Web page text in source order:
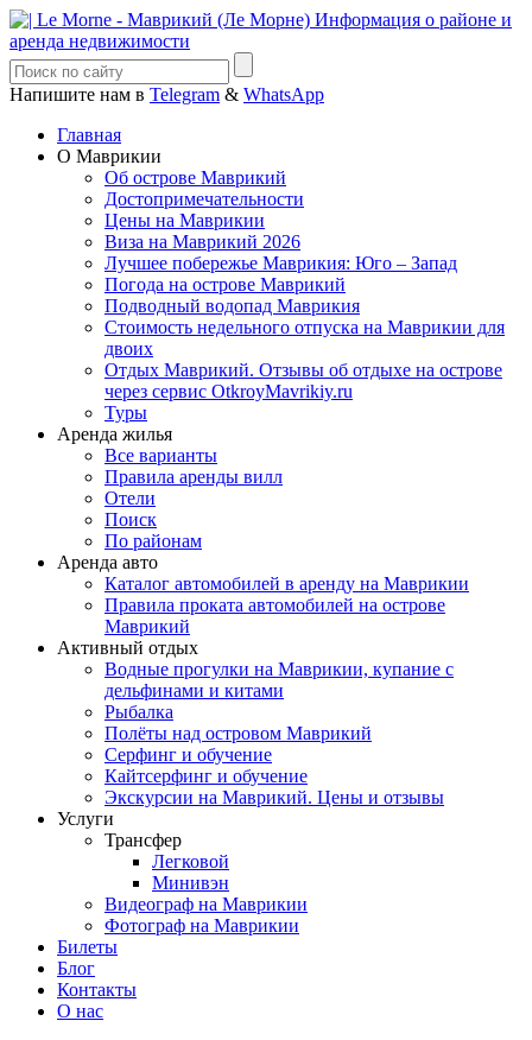
Напишите нам в Telegram & WhatsApp
Главная
О Маврикии
Об острове Маврикий
Достопримечательности
Цены на Маврикии
Виза на Маврикий 2026
Лучшее побережье Маврикия: Юго – Запад
Погода на острове Маврикий
Подводный водопад Маврикия
Стоимость недельного отпуска на Маврикии для
двоих
Отдых Маврикий. Отзывы об отдыхе на острове
через сервис OtkroyMavrikiy.ru
Туры
Аренда жилья
Все варианты
Правила аренды вилл
Отели
Поиск
По районам
Аренда авто
Каталог автомобилей в аренду на Маврикии
Правила проката автомобилей на острове
Маврикий
Активный отдых
Водные прогулки на Маврикии, купание с
дельфинами и китами
Рыбалка
Полёты над островом Маврикий
Серфинг и обучение
Кайтсерфинг и обучение
Экскурсии на Маврикий. Цены и отзывы
Услуги
Трансфер
Легковой
Минивэн
Видеограф на Маврикии
Фотограф на Маврикии
Билеты
Блог
Контакты
О нас